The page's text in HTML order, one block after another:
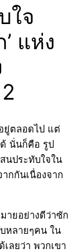
ใจ
แห่ง
ยู่ตลอดไป แต่
ด้ นั่นก็คือ รูป
นประทับใจใน
กกันเนื่องจาก
ายอย่างดีว่าซัก
หลายๆคน ใน
ลยว่า พวกเขา